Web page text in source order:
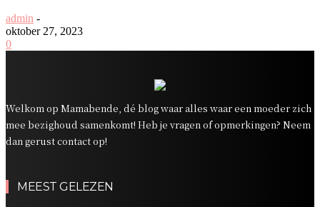
admin -
oktober 27, 2023
0
Welkom op Mamabende, dé blog waar alles waar een moeder zich
mee bezighoud samenkomt! Heb je vragen of opmerkingen? Neem
dan gerust contact op!
MEEST GELEZEN